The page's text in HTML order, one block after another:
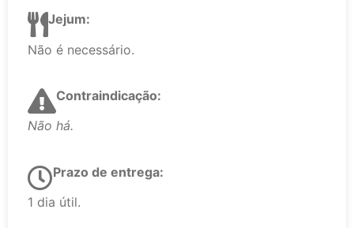
Jejum:
Não é necessário.
Contraindicação:
Não há.
Prazo de entrega:
1 dia útil.